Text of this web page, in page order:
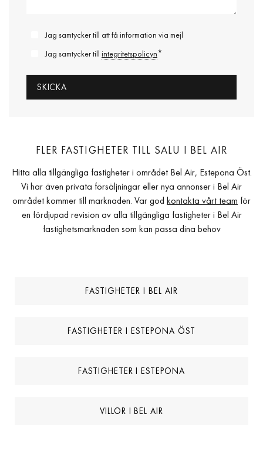
Jag samtycker till att få information via mejl
Jag samtycker till integritetspolicyn*
FLER FASTIGHETER TILL SALU I BEL AIR
Hitta alla tillgängliga fastigheter i området Bel Air, Estepona Öst.
Vi har även privata försäljningar eller nya annonser i Bel Air
området kommer till marknaden. Var god kontakta vårt team för
en fördjupad revision av alla tillgängliga fastigheter i Bel Air
fastighetsmarknaden som kan passa dina behov
FASTIGHETER I BEL AIR
FASTIGHETER I ESTEPONA ÖST
FASTIGHETER I ESTEPONA
VILLOR I BEL AIR